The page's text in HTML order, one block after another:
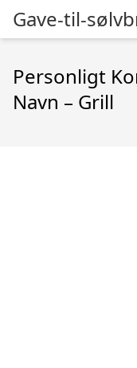
Gave-til-
Personligt
Navn – Grill